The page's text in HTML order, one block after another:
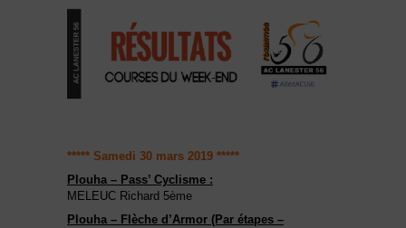
***** Samedi 30 mars 2019 *****
Plouha – Pass’ Cyclisme :
MELEUC Richard 5ème
Plouha – Flèche d’Armor (Par étapes –